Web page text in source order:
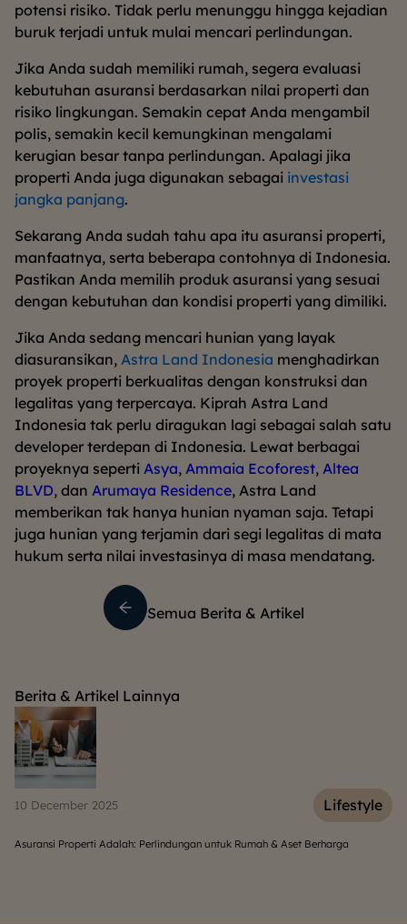
potensi risiko. Tidak perlu menunggu hingga kejadian
buruk terjadi untuk mulai mencari perlindungan.
Jika Anda sudah memiliki rumah, segera evaluasi
kebutuhan asuransi berdasarkan nilai properti dan
risiko lingkungan. Semakin cepat Anda mengambil
polis, semakin kecil kemungkinan mengalami
kerugian besar tanpa perlindungan. Apalagi jika
properti Anda juga digunakan sebagai investasi
jangka panjang.
Sekarang Anda sudah tahu apa itu asuransi properti,
manfaatnya, serta beberapa contohnya di Indonesia.
Pastikan Anda memilih produk asuransi yang sesuai
dengan kebutuhan dan kondisi properti yang dimiliki.
Jika Anda sedang mencari hunian yang layak
diasuransikan, Astra Land Indonesia menghadirkan
proyek properti berkualitas dengan konstruksi dan
legalitas yang terpercaya. Kiprah Astra Land
Indonesia tak perlu diragukan lagi sebagai salah satu
developer terdepan di Indonesia. Lewat berbagai
proyeknya seperti Asya, Ammaia Ecoforest, Altea
BLVD, dan Arumaya Residence, Astra Land
memberikan tak hanya hunian nyaman saja. Tetapi
juga hunian yang terjamin dari segi legalitas di mata
hukum serta nilai investasinya di masa mendatang.
Semua Berita & Artikel
Berita & Artikel Lainnya
10 December 2025 Lifestyle
Asuransi Properti Adalah: Perlindungan untuk Rumah & Aset Berharga